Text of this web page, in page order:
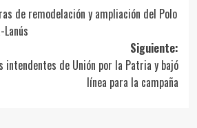
de remodelación y ampliación del Polo
Siguiente:
intendentes de Unión por la Patria y bajó
línea para la campaña